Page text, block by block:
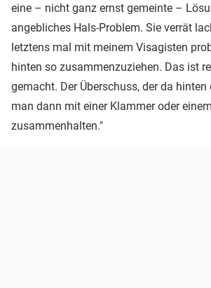
eine – nicht ganz ernst gemeinte –
angebliches Hals-Problem. Sie verrät
letztens mal mit meinem Visagisten
hinten so zusammenzuziehen. Das ist
gemacht. Der Überschuss, der da
man dann mit einer Klammer oder
zusammenhalten."